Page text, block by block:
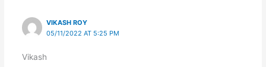
VIKASH ROY
05/11/2022 AT 5:25 PM
Vikash